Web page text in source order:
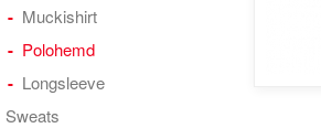
Muckishirt
Polohemd
Longsleeve
Sweats